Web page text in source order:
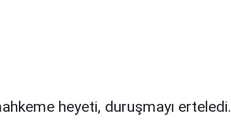
heyeti, duruşmayı erteledi.